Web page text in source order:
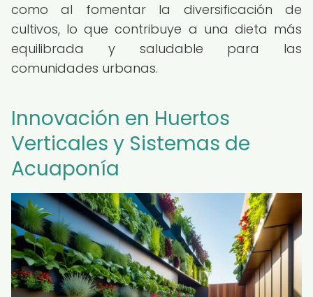
como al fomentar la diversificación de
cultivos, lo que contribuye a una dieta más
equilibrada y saludable para las
comunidades urbanas.
Innovación en Huertos
Verticales y Sistemas de
Acuaponía